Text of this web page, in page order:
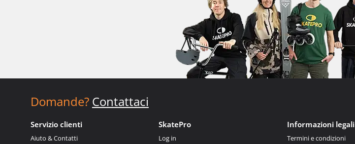
Domande? Contattaci
Servizio clienti
Aiuto & Contatti
SkatePro
Log in
Informazioni legali
Termini e condizioni